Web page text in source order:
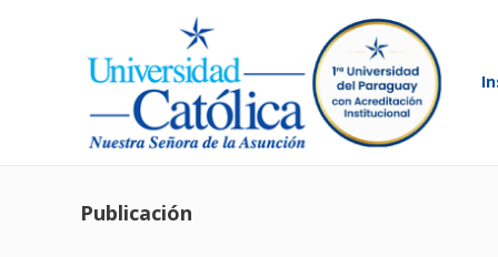
Publicación